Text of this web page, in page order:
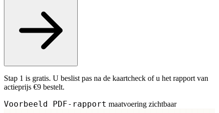
Stap 1 is gratis. U beslist pas na de kaartcheck of u het rapport van
actieprijs €9 bestelt.
Voorbeeld PDF-rapport maatvoering zichtbaar